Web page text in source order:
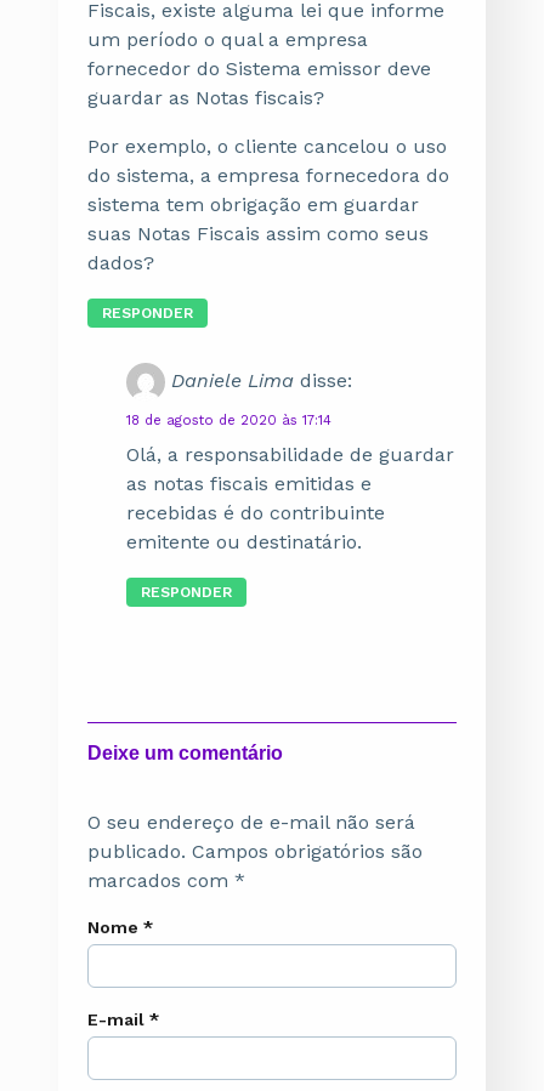
Fiscais, existe alguma lei que informe
um período o qual a empresa
fornecedor do Sistema emissor deve
guardar as Notas fiscais?
Por exemplo, o cliente cancelou o uso
do sistema, a empresa fornecedora do
sistema tem obrigação em guardar
suas Notas Fiscais assim como seus
dados?
RESPONDER
Daniele Lima disse:
18 de agosto de 2020 às 17:14
Olá, a responsabilidade de guardar
as notas fiscais emitidas e
recebidas é do contribuinte
emitente ou destinatário.
RESPONDER
Deixe um comentário
O seu endereço de e-mail não será
publicado. Campos obrigatórios são
marcados com *
Nome *
E-mail *